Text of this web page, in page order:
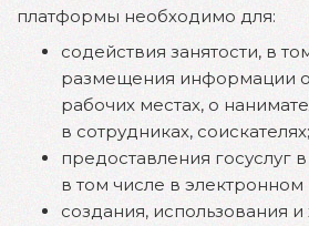
платформы необходимо для:
содействия занятости, в
размещения информации
рабочих местах, о
в сотрудниках, соискателях;
предоставления госуслуг
в том числе в электронном
создания, использования